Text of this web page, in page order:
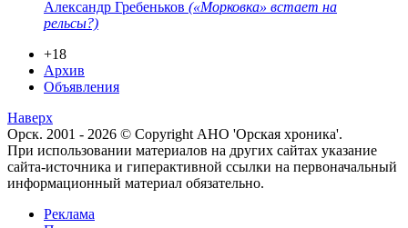
Александр Гребеньков («Морковка» встает на
рельсы?)
+18
Архив
Объявления
Наверх
Орск. 2001 - 2026 © Copyright АНО 'Орская хроника'.
При использовании материалов на других сайтах указание
сайта-источника и гиперактивной ссылки на первоначальный
информационный материал обязательно.
Реклама